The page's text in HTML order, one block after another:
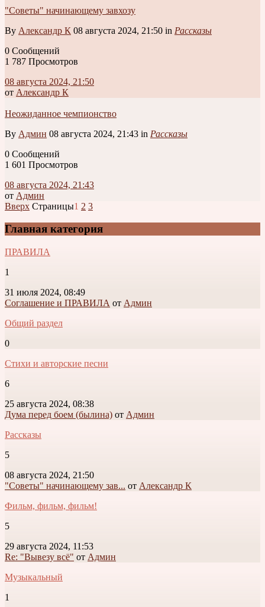
"Советы" начинающему завхозу
By Александр К 08 августа 2024, 21:50 in Рассказы
0 Сообщений
1 787 Просмотров
08 августа 2024, 21:50
от Александр К
Неожиданное чемпионство
By Админ 08 августа 2024, 21:43 in Рассказы
0 Сообщений
1 601 Просмотров
08 августа 2024, 21:43
от Админ
Вверх Страницы1 2 3
Главная категория
ПРАВИЛА
1
31 июля 2024, 08:49
Соглашение и ПРАВИЛА от Админ
Общий раздел
0
Стихи и авторские песни
6
25 августа 2024, 08:38
Дума перед боем (былина) от Админ
Рассказы
5
08 августа 2024, 21:50
"Советы" начинающему зав... от Александр К
Фильм, фильм, фильм!
5
29 августа 2024, 11:53
Re: "Вывезу всё" от Админ
Музыкальный
1